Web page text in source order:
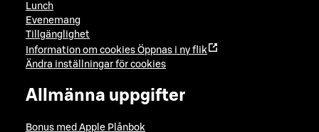
Lunch
Evenemang
Tillgänglighet
Information om cookies Öppnas i ny flik
Ändra inställningar för cookies
Allmänna uppgifter
Bonus med Apple Plånbok